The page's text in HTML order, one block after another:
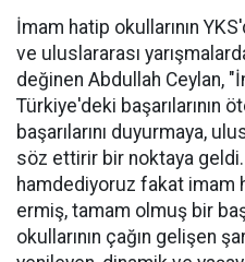
İmam hatip okullarının
ve uluslararası
değinen Abdullah Ceylan,
Türkiye'deki başarılarının
başarılarını duyurmaya,
söz ettirir bir noktaya
hamdediyoruz fakat imam
ermiş, tamam olmuş bir
okullarının çağın gelişen